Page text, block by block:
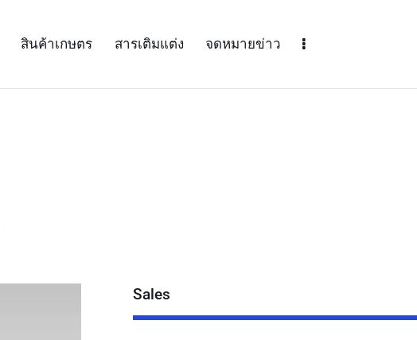
สินค้าเกษตร สารเติมแต่ง จดหมายข่าว
Sales